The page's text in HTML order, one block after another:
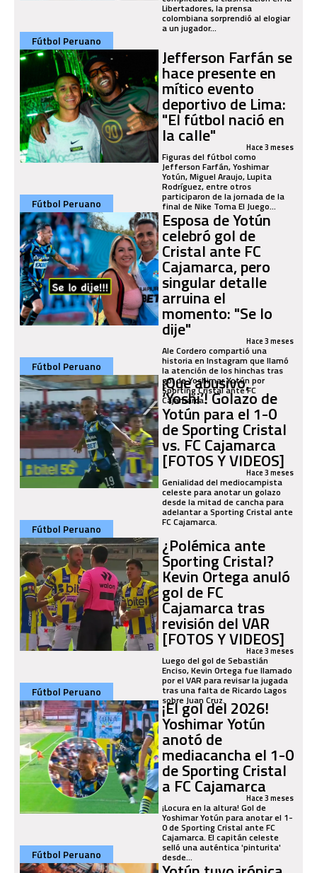
Libertadores, la prensa
colombiana sorprendió al elogiar
a un jugador...
Fútbol Peruano
Jefferson Farfán se
hace presente en
mítico evento
deportivo de Lima:
"El fútbol nació en
la calle" Hace 3 meses
Figuras del fútbol como
Jefferson Farfán, Yoshimar
Yotún, Miguel Araujo, Lupita
Rodríguez, entre otros
participaron de la jornada de la
final de Nike Toma El Juego...
Fútbol Peruano
Esposa de Yotún
celebró gol de
Cristal ante FC
Cajamarca, pero
singular detalle
arruina el
momento: "Se lo
dije" Hace 3 meses
Ale Cordero compartió una
historia en Instagram que llamó
la atención de los hinchas tras
gol de Yoshimar Yotún por
Sporting Cristal ante FC
Cajamarca.
Fútbol Peruano
¡Que abusivo,
‘Yoshi’! Golazo de
Yotún para el 1-0
de Sporting Cristal
vs. FC Cajamarca
[FOTOS Y VIDEOS]
Hace 3 meses
Genialidad del mediocampista
celeste para anotar un golazo
desde la mitad de cancha para
adelantar a Sporting Cristal ante
FC Cajamarca.
Fútbol Peruano
¿Polémica ante
Sporting Cristal?
Kevin Ortega anuló
gol de FC
Cajamarca tras
revisión del VAR
[FOTOS Y VIDEOS]
Hace 3 meses
Luego del gol de Sebastián
Enciso, Kevin Ortega fue llamado
por el VAR para revisar la jugada
tras una falta de Ricardo Lagos
sobre Juan Cruz.
Fútbol Peruano
¡El gol del 2026!
Yoshimar Yotún
anotó de
mediacancha el 1-0
de Sporting Cristal
a FC CajamarcaHace 3 meses
¡Locura en la altura! Gol de
Yoshimar Yotún para anotar el 1-
0 de Sporting Cristal ante FC
Cajamarca. El capitán celeste
selló una auténtica 'pinturita'
desde...
Fútbol Peruano